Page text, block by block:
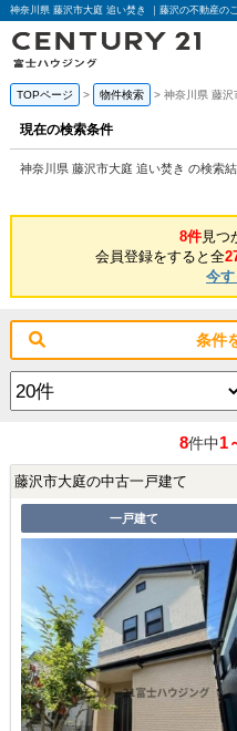
神奈川県 藤沢市大庭 追い焚き ｜藤沢の不動産の
TOPページ 物件検索 神奈川県 藤沢
現在の検索条件
神奈川県 藤沢市大庭 追い焚き の検索
8件見つ
会員登録をすると全
今
条件
8件中1
藤沢市大庭の中古一戸建て
一戸建て